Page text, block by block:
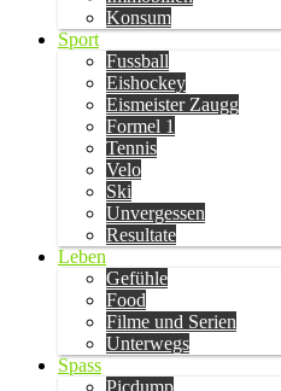
Konsum
Sport
Fussball
Eishockey
Eismeister Zaugg
Formel 1
Tennis
Velo
Ski
Unvergessen
Resultate
Leben
Gefühle
Food
Filme und Serien
Unterwegs
Spass
Picdump